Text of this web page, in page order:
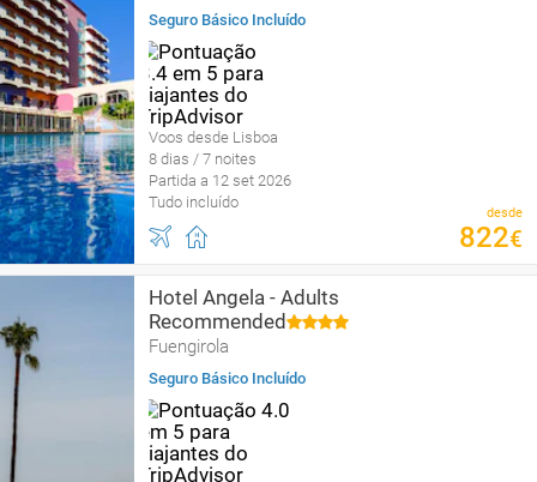
Seguro Básico Incluído
Voos desde Lisboa
8 dias / 7 noites
Partida a 12 set 2026
Tudo incluído
desde
822€
Hotel Angela - Adults
Recommended
Fuengirola
Seguro Básico Incluído